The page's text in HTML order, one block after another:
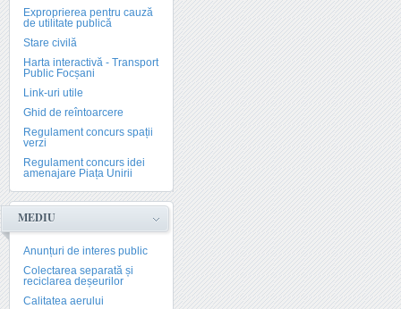
Exproprierea pentru cauză
de utilitate publică
Stare civilă
Harta interactivă - Transport
Public Focșani
Link-uri utile
Ghid de reîntoarcere
Regulament concurs spații
verzi
Regulament concurs idei
amenajare Piața Unirii
MEDIU
Anunțuri de interes public
Colectarea separată și
reciclarea deșeurilor
Calitatea aerului